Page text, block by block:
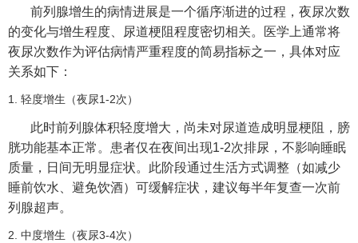
前列腺增生的病情进展是一个循序渐进的过程，夜尿次数
的变化与增生程度、尿道梗阻程度密切相关。医学上通常将
夜尿次数作为评估病情严重程度的简易指标之一，具体对应
关系如下：
1. 轻度增生（夜尿1-2次）
此时前列腺体积轻度增大，尚未对尿道造成明显梗阻，膀
胱功能基本正常。患者仅在夜间出现1-2次排尿，不影响睡眠
质量，日间无明显症状。此阶段通过生活方式调整（如减少
睡前饮水、避免饮酒）可缓解症状，建议每半年复查一次前
列腺超声。
2. 中度增生（夜尿3-4次）